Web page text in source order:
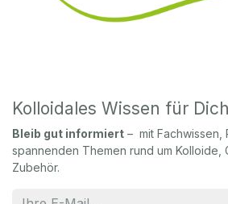
Kolloidales Wissen für Dich
Bleib gut informiert – mit Fachwissen,
spannenden Themen rund um Kolloide,
Zubehör.